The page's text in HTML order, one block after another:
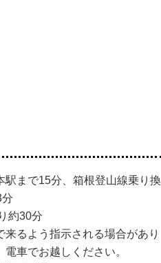
駅まで15分、箱根登山線乗り換
約30分
るよう指示される場合があり
車でお越しください。